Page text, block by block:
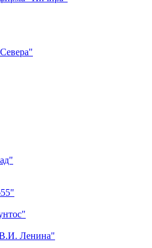
Ленина"